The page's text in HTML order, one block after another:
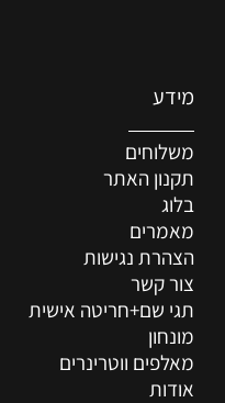
מידע
משלוחים
תקנון האתר
בלוג
מאמרים
הצהרת נגישות
צור קשר
תגי שם+חריטה אישית
מונחון
מאלפים ווטרינרים
אודות